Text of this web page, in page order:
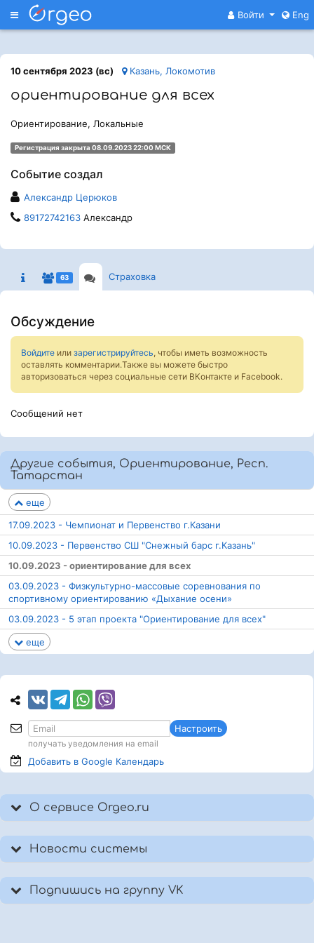
Меню Войти Eng
10 сентября 2023 (вс) Казань, Локомотив
ориентирование для всех
Ориентирование, Локальные
Регистрация закрыта 08.09.2023 22:00 МСК
Событие создал
Александр Церюков
89172742163 Александр
63 Страховка
Обсуждение
Войдите или зарегистрируйтесь, чтобы иметь возможность
оставлять комментарии.Также вы можете быстро
авторизоваться через социальные сети ВКонтакте и Facebook.
Сообщений нет
Другие события, Ориентирование, Респ.
Татарстан
еще
17.09.2023 - Чемпионат и Первенство г.Казани
10.09.2023 - Первенство СШ "Снежный барс г.Казань"
10.09.2023 - ориентирование для всех
03.09.2023 - Физкультурно-массовые соревнования по
спортивному ориентированию «Дыхание осени»
03.09.2023 - 5 этап проекта "Ориентирование для всех"
еще
Настроить
получать уведомления на email
Добавить в Google Календарь
О сервисе Orgeo.ru
Новости системы
Подпишись на группу VK